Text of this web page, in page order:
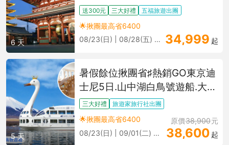
6 天
士尼樂園
送300元 三大好禮 五福旅遊出團
🌟揪團最高省6400
08/23(日) | 08/28(五) 更多
34,999 起
5 天
暑假餘位揪團省♯熱銷GO東京迪
士尼5日.山中湖白鳥號遊船.大石
公園花海.晴空塔.御殿場
OUTLET.螃蟹溫泉泡湯
三大好禮 旅遊家旅行社出團
🌟揪團最高省6400 原價38,900元
08/23(日) | 09/01(二) 更多
38,600 起